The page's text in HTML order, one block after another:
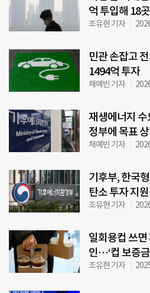
억 투입해 18
조유현 기자
민관 손잡고
1494억 투자
채예빈 기자
재생에너지
정부에 목표
채예빈 기자
기후부, 한국
탄소 투자 지
조유현 기자
일회용컵 쓰면
인…‘컵 보증
조유현 기자